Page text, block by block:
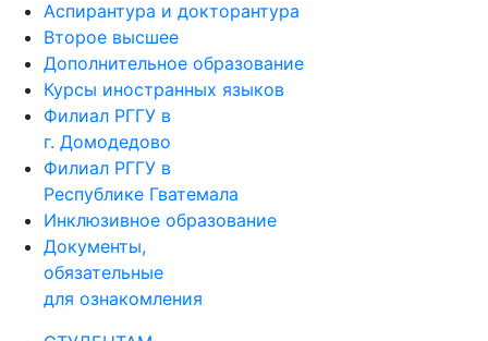
Аспирантура и докторантура
Второе высшее
Дополнительное образование
Курсы иностранных языков
Филиал РГГУ в
г. Домодедово
Филиал РГГУ в
Республике Гватемала
Инклюзивное образование
Документы,
обязательные
для ознакомления